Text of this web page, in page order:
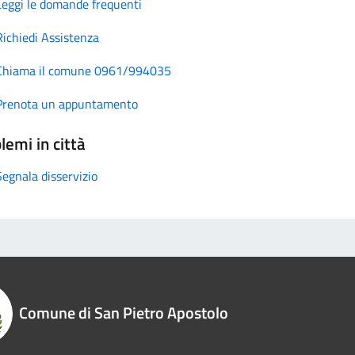
Assistenza
il comune 0961/994035
un appuntamento
in città
disservizio
Comune di San Pietro Apostolo